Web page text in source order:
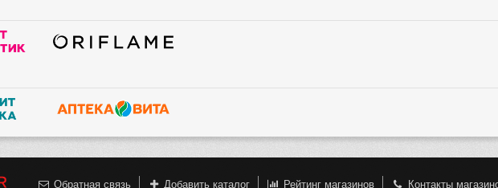
Обратная связь Добавить каталог Рейтинг магазинов Контакты